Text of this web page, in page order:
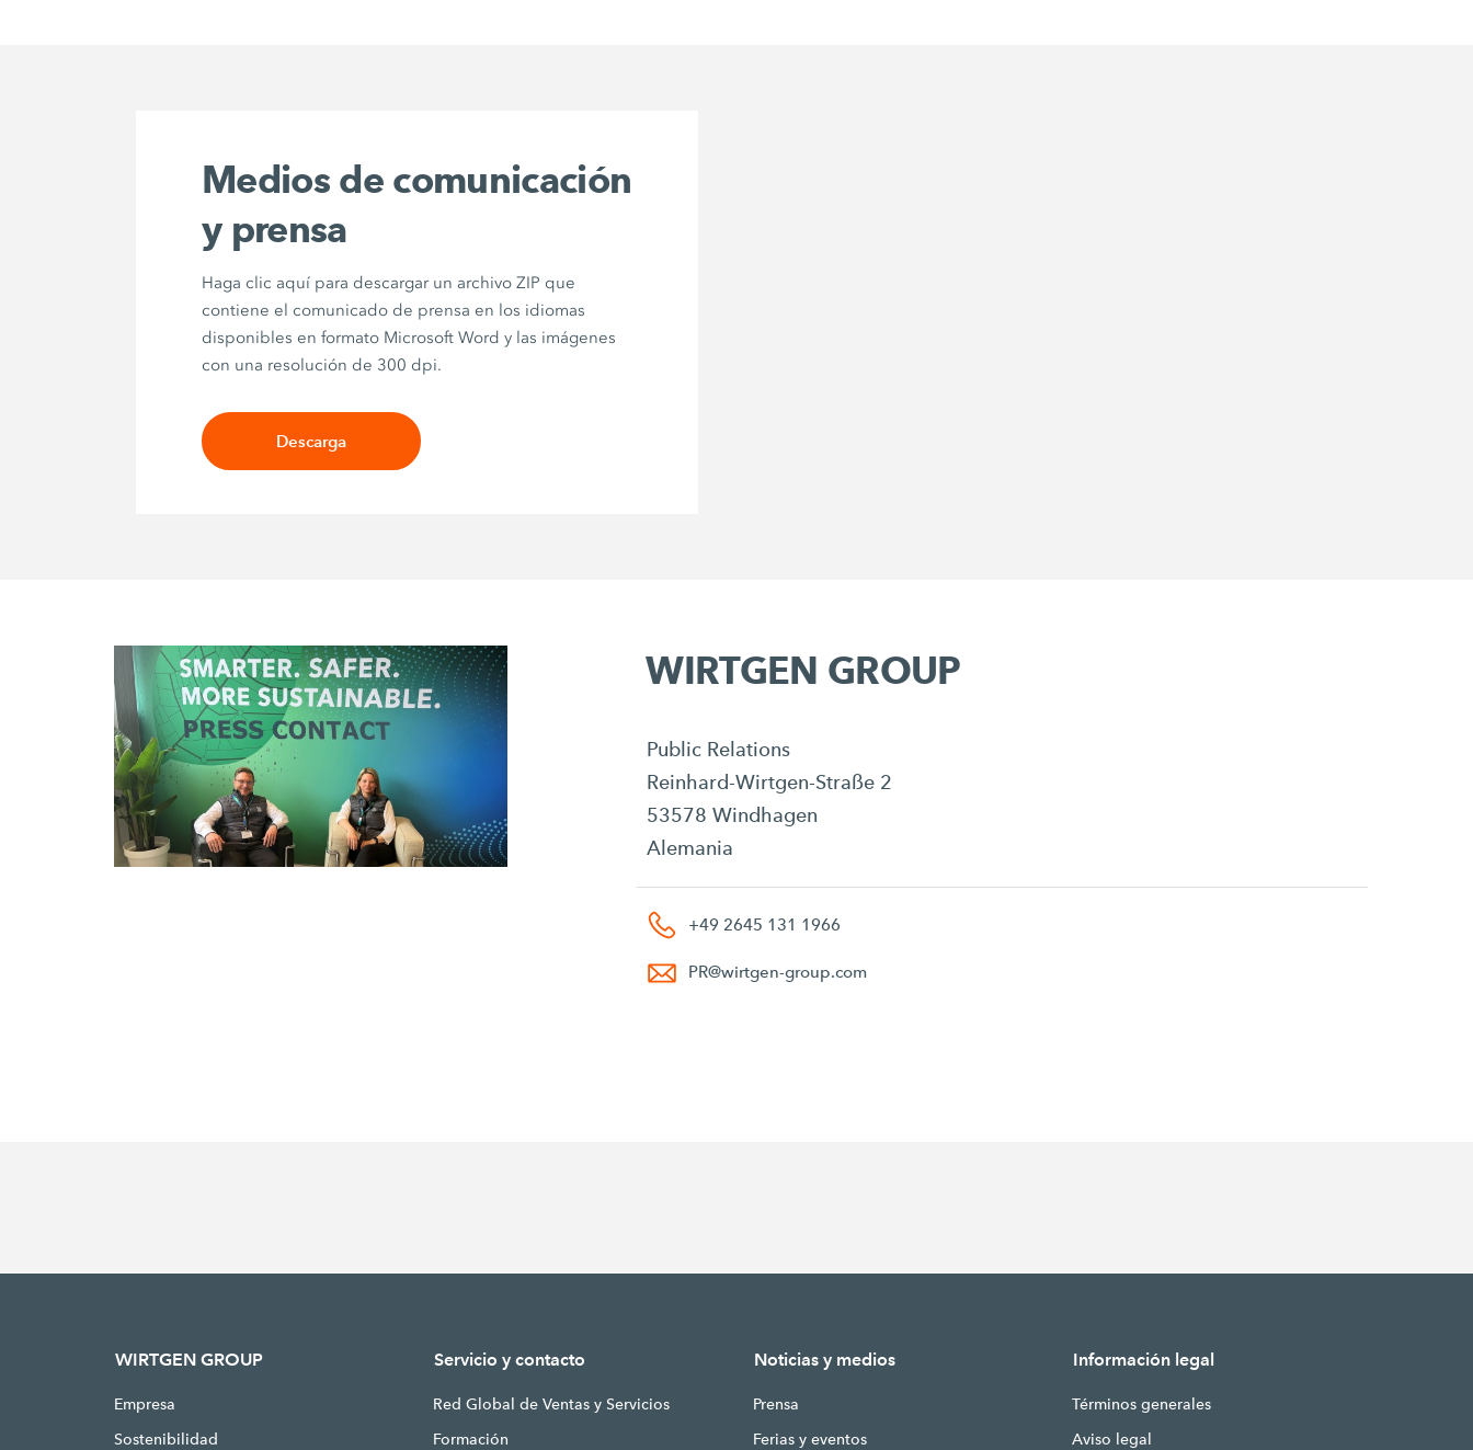
Medios de comunicación
y prensa
Haga clic aquí para descargar un archivo ZIP que
contiene el comunicado de prensa en los idiomas
disponibles en formato Microsoft Word y las imágenes
con una resolución de 300 dpi.
Descarga
WIRTGEN GROUP
Public Relations
Reinhard-Wirtgen-Straße 2
53578 Windhagen
Alemania
+49 2645 131 1966
PR@wirtgen-group.com
WIRTGEN GROUP
Empresa
Sostenibilidad
Servicio y contacto
Red Global de Ventas y Servicios
Formación
Noticias y medios
Prensa
Ferias y eventos
Información legal
Términos generales
Aviso legal